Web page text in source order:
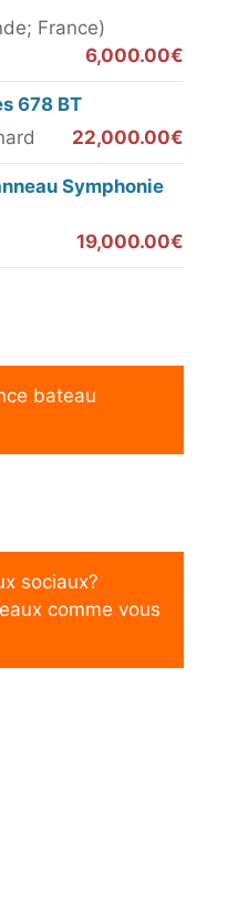
France)
6,000.00€
678 BT
22,000.00€
Symphonie
19,000.00€
bateau
sociaux?
comme vous